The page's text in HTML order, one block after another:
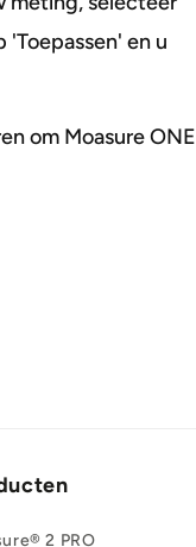
'Toepassen' en u
om Moasure ONE
2 PRO